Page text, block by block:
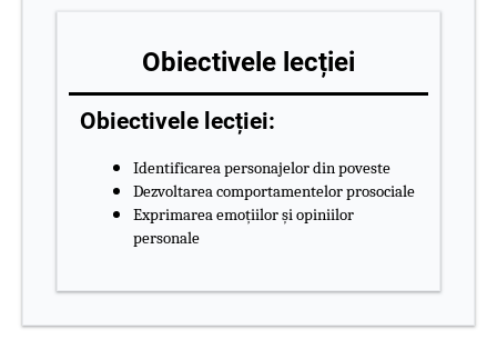
Obiectivele lecției
Obiectivele lecției:
Identificarea personajelor din poveste
Dezvoltarea comportamentelor prosociale
Exprimarea emoțiilor și opiniilor
personale